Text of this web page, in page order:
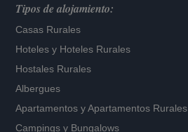
Tipos de alojamiento:
Casas Rurales
Hoteles y Hoteles Rurales
Hostales Rurales
Albergues
Apartamentos yApartamentos Rurales
Campings y Bungalows